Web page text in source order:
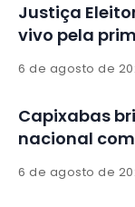
Justiça
vivo pela
6 de agosto de
Capixabas
nacional
6 de agosto de